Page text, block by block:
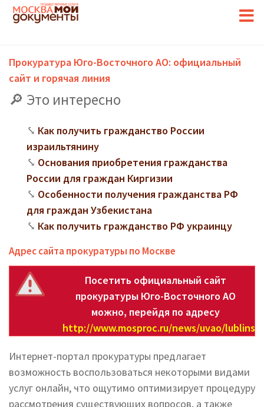
Прокуратура Юго-Восточного АО: официальный
сайт и горячая линия
Это интересно
Как получить гражданство России
израильтянину
Основания приобретения гражданства
России для граждан Киргизии
Особенности получения гражданства РФ
для граждан Узбекистана
Как получить гражданство РФ украинцу
Адрес сайта прокуратуры по Москве
Посетить официальный сайт
прокуратуры Юго-Восточного АО
можно, перейдя по адресу
http://www.mosproc.ru/news/uvao/
Интернет-портал прокуратуры предлагает
возможность воспользоваться некоторыми видами
услуг онлайн, что ощутимо оптимизирует процедуру
рассмотрения существующих вопросов, а также